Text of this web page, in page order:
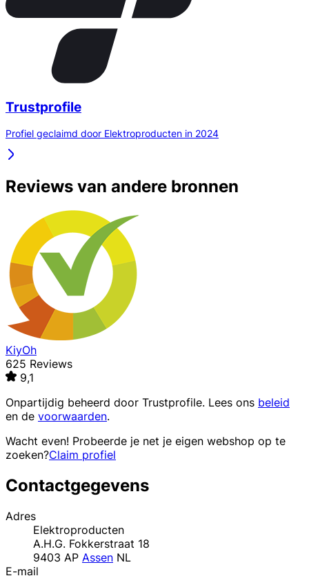
Trustprofile
Profiel geclaimd door Elektroproducten in 2024
Reviews van andere bronnen
KiyOh
625 Reviews
9,1
Onpartijdig beheerd door Trustprofile. Lees ons beleid
en de voorwaarden.
Wacht even! Probeerde je net je eigen webshop op te
zoeken?Claim profiel
Contactgegevens
Adres
Elektroproducten
A.H.G. Fokkerstraat 18
9403 AP Assen NL
E-mail